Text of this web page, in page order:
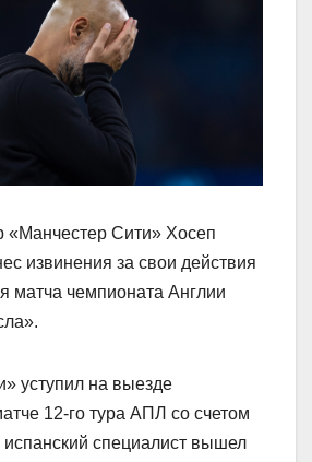
«Манчестер Сити» Хосеп
извинения за свои действия
матча чемпионата Англии
уступил на выезде
12‑го тура АПЛ со счетом
специалист вышел